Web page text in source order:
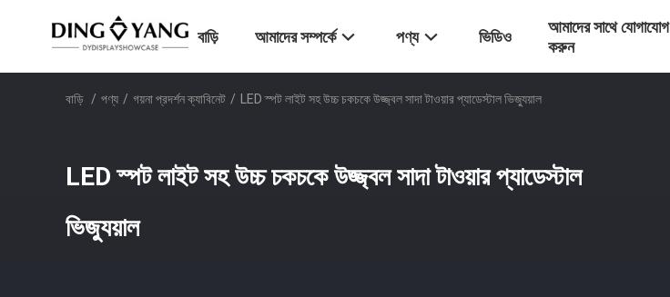
বাড়ি আমাদের সম্পর্কে পণ্য ভিডিও
আমাদের সাথে যোগাযোগ
করুন
বাড়ি / পণ্য / গয়না প্রদর্শন ক্যাবিনেট / LED স্পট লাইট সহ উচ্চ চকচকে উজ্জ্বল সাদা টাওয়ার প্যাডেস্টাল ভিজ্যুয়াল
LED স্পট লাইট সহ উচ্চ চকচকে উজ্জ্বল সাদা টাওয়ার প্যাডেস্টাল
ভিজ্যুয়াল